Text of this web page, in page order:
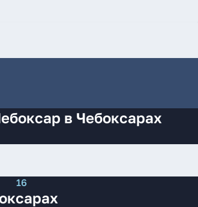
в Чебоксарах
16